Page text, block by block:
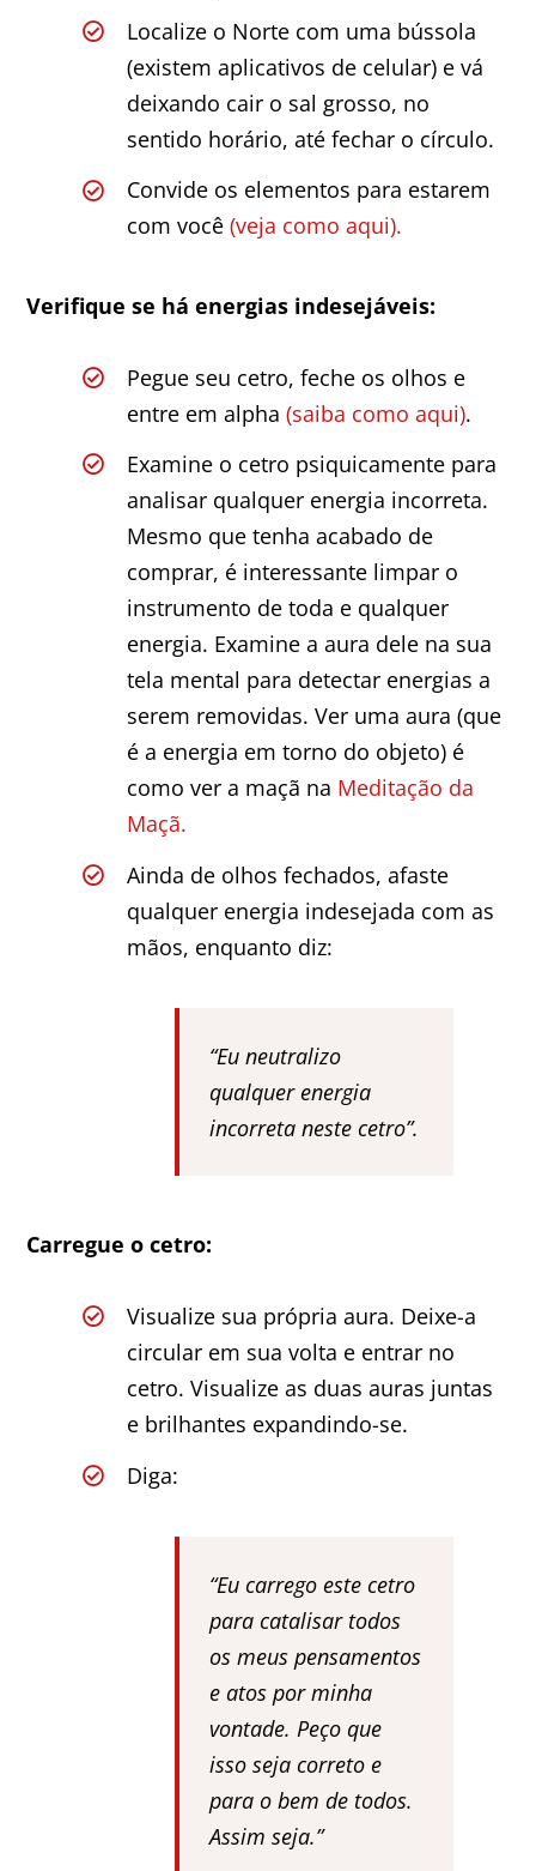
Localize o Norte com uma bússola
(existem aplicativos de celular) e vá
deixando cair o sal grosso, no
sentido horário, até fechar o círculo.
Convide os elementos para estarem
com você (veja como aqui).
Verifique se há energias indesejáveis:
Pegue seu cetro, feche os olhos e
entre em alpha (saiba como aqui).
Examine o cetro psiquicamente para
analisar qualquer energia incorreta.
Mesmo que tenha acabado de
comprar, é interessante limpar o
instrumento de toda e qualquer
energia. Examine a aura dele na sua
tela mental para detectar energias a
serem removidas. Ver uma aura (que
é a energia em torno do objeto) é
como ver a maçã na Meditação da
Maçã.
Ainda de olhos fechados, afaste
qualquer energia indesejada com as
mãos, enquanto diz:
“Eu neutralizo
qualquer energia
incorreta neste cetro”.
Carregue o cetro:
Visualize sua própria aura. Deixe-a
circular em sua volta e entrar no
cetro. Visualize as duas auras juntas
e brilhantes expandindo-se.
Diga:
“Eu carrego este cetro
para catalisar todos
os meus pensamentos
e atos por minha
vontade. Peço que
isso seja correto e
para o bem de todos.
Assim seja.”